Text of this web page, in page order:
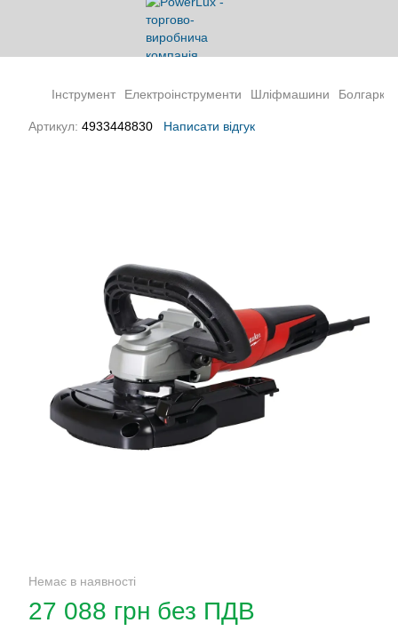
Інструмент Електроінструменти Шліфмашини Болгарки
Артикул: 4933448830 Написати відгук
Немає в наявності
27 088 грн без ПДВ